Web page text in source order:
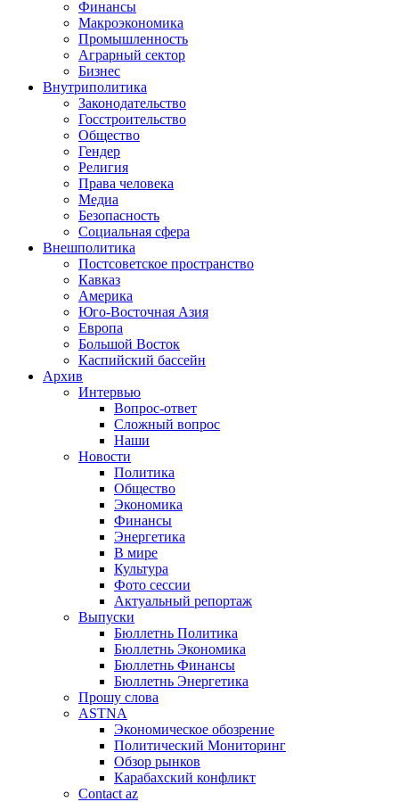
Финансы
Макроэкономика
Промышленность
Аграрный сектор
Бизнес
Внутриполитика
Законодательство
Госстроительство
Общество
Гендер
Религия
Права человека
Медиа
Безопасность
Социальная сфера
Внешполитика
Постсоветское пространство
Кавказ
Америка
Юго-Восточная Азия
Европа
Большой Восток
Каспийский бассейн
Архив
Интервью
Вопрос-ответ
Сложный вопрос
Наши
Новости
Политика
Общество
Экономика
Финансы
Энергетика
В мире
Культура
Фото сессии
Актуальный репортаж
Выпуски
Бюллетнь Политика
Бюллетнь Экономика
Бюллетнь Финансы
Бюллетнь Энергетика
Прошу слова
ASTNA
Экономическое обозрение
Политический Мониторинг
Обзор рынков
Карабахский конфликт
Contact az